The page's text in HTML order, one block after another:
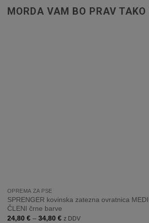
MORDA VAM BO PRAV TAKO
OPREMA ZA PSE
SPRENGER kovinska zatezna ovratnica
ČLENI črne barve
24,80 € – 34,80 €Cenovni
z DDV